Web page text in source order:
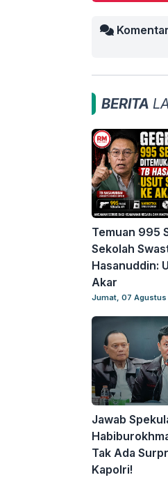
BERITA
Temuan 995
Sekolah
Hasanuddin:
Akar
Jumat, 07
Jawab
Tak Ada
Kapolri!